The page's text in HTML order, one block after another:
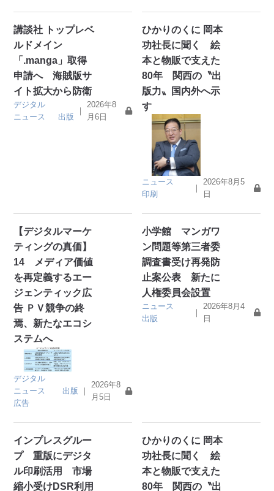
講談社 トップレベ
ルドメイン
「.manga」取得
申請へ 海賊版サ
イト拡大から防衛
デジタル
ニュース
出版
｜
2026年8
月6日
ひかりのくに 岡本
功社長に聞く 絵
本と物販で支えた
80年 関西の〝出
版力〟国内外へ示
す
ニュース
印刷
｜
2026年8月5
日
【デジタルマーケ
ティングの真価】
14 メディア価値
を再定義するエー
ジェンティック広
告 ＰＶ競争の終
焉、新たなエコシ
ステムへ
デジタル
ニュース
出版
広告
｜
2026年8
月5日
小学館 マンガワ
ン問題等第三者委
調査書受け再発防
止案公表 新たに
人権委員会設置
ニュース
出版
｜
2026年8月4
日
インプレスグルー
プ 重版にデジタ
ル印刷活用 市場
縮小受けDSR利用
ひかりのくに 岡本
功社長に聞く 絵
本と物販で支えた
80年 関西の〝出